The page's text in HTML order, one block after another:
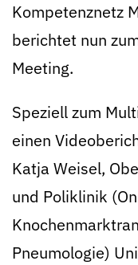
Kompetenznetz
berichtet nun
Meeting.
Speziell zum
einen
Katja Weisel,
und Poliklinik
Pneumologie)